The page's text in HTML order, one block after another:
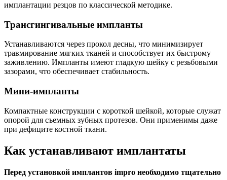
имплантации резцов по классической методике.
Трансгингивальные импланты
Устанавливаются через прокол десны, что минимизирует
травмирование мягких тканей и способствует их быстрому
заживлению. Импланты имеют гладкую шейку с резьбовыми
зазорами, что обеспечивает стабильность.
Мини-импланты
Компактные конструкции с короткой шейкой, которые служат
опорой для съемных зубных протезов. Они применимы даже
при дефиците костной ткани.
Как устанавливают имплантаты
Перед установкой имплантов impro необходимо тщательно